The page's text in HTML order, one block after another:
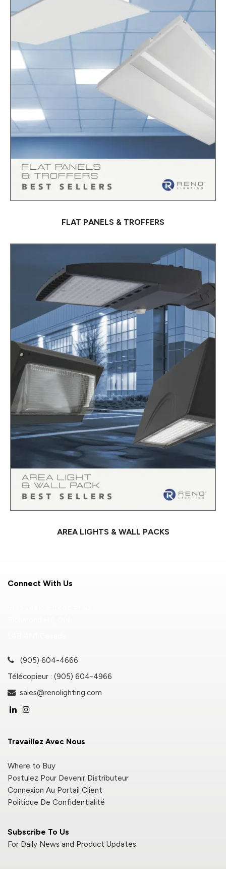
FLAT PANELS & TROFFERS
AREA LIGHTS & WALL PACKS
Subscribe To Us
For Daily News and Product Updates
Connect With Us
(905) 604-4666
Télécopieur : (905) 604-4966
sales@renolighting.com
Travaillez Avec Nous
Where to Buy
Postulez Pour Devenir Distributeur
Connexion Au Portail Client
Politique De Confidentialité